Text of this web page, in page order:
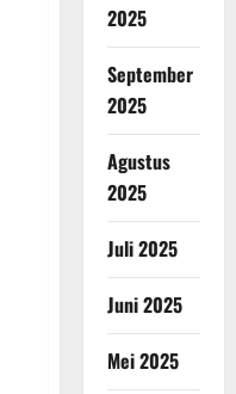
2025
September
2025
Agustus
2025
Juli 2025
Juni 2025
Mei 2025